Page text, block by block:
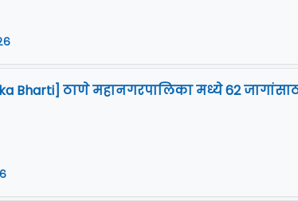
Bharti] ठाणे महानगरपालिका मध्ये 62